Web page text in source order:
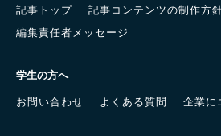
記事トップ
記事コンテンツの制作方
編集責任者メッセージ
学生の方へ
お問い合わせ
よくある質問 企業に